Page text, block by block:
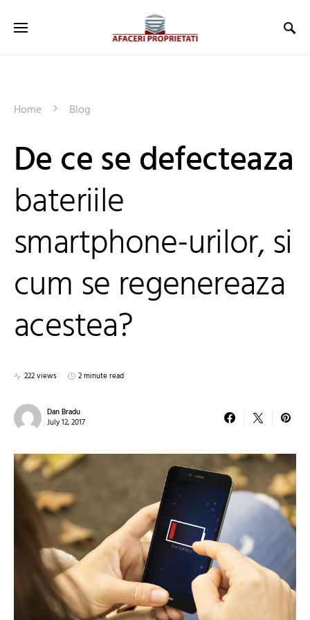
Home Blog
De ce se defecteaza
bateriile
smartphone-urilor, si
cum se regenereaza
acestea?
222 views 2 minute read
Dan Bradu
July 12, 2017